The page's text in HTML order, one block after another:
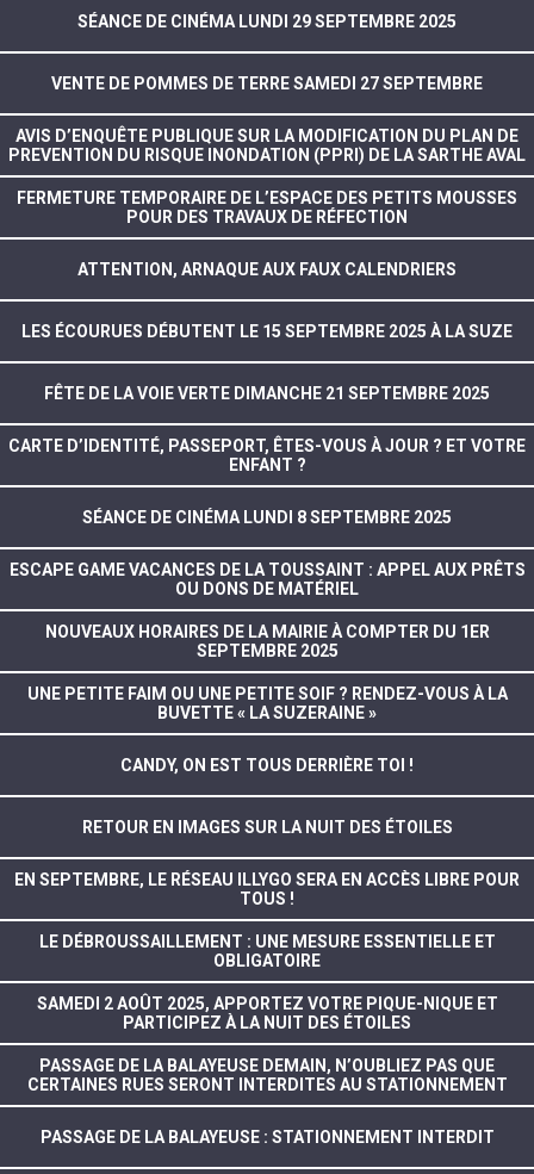
SÉANCE DE CINÉMA LUNDI 29 SEPTEMBRE 2025
VENTE DE POMMES DE TERRE SAMEDI 27 SEPTEMBRE
AVIS D’ENQUÊTE PUBLIQUE SUR LA MODIFICATION DU PLAN DE
PREVENTION DU RISQUE INONDATION (PPRI) DE LA SARTHE AVAL
FERMETURE TEMPORAIRE DE L’ESPACE DES PETITS MOUSSES
POUR DES TRAVAUX DE RÉFECTION
ATTENTION, ARNAQUE AUX FAUX CALENDRIERS
LES ÉCOURUES DÉBUTENT LE 15 SEPTEMBRE 2025 À LA SUZE
FÊTE DE LA VOIE VERTE DIMANCHE 21 SEPTEMBRE 2025
CARTE D’IDENTITÉ, PASSEPORT, ÊTES-VOUS À JOUR ? ET VOTRE
ENFANT ?
SÉANCE DE CINÉMA LUNDI 8 SEPTEMBRE 2025
ESCAPE GAME VACANCES DE LA TOUSSAINT : APPEL AUX PRÊTS
OU DONS DE MATÉRIEL
NOUVEAUX HORAIRES DE LA MAIRIE À COMPTER DU 1ER
SEPTEMBRE 2025
UNE PETITE FAIM OU UNE PETITE SOIF ? RENDEZ-VOUS À LA
BUVETTE « LA SUZERAINE »
CANDY, ON EST TOUS DERRIÈRE TOI !
RETOUR EN IMAGES SUR LA NUIT DES ÉTOILES
EN SEPTEMBRE, LE RÉSEAU ILLYGO SERA EN ACCÈS LIBRE POUR
TOUS !
LE DÉBROUSSAILLEMENT : UNE MESURE ESSENTIELLE ET
OBLIGATOIRE
SAMEDI 2 AOÛT 2025, APPORTEZ VOTRE PIQUE-NIQUE ET
PARTICIPEZ À LA NUIT DES ÉTOILES
PASSAGE DE LA BALAYEUSE DEMAIN, N’OUBLIEZ PAS QUE
CERTAINES RUES SERONT INTERDITES AU STATIONNEMENT
PASSAGE DE LA BALAYEUSE : STATIONNEMENT INTERDIT